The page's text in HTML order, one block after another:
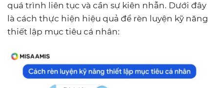
quá trình liên tục và cần sự kiên nhẫn. Dưới đây
là cách thực hiện hiệu quả để rèn luyện kỹ năng
thiết lập mục tiêu cá nhân: